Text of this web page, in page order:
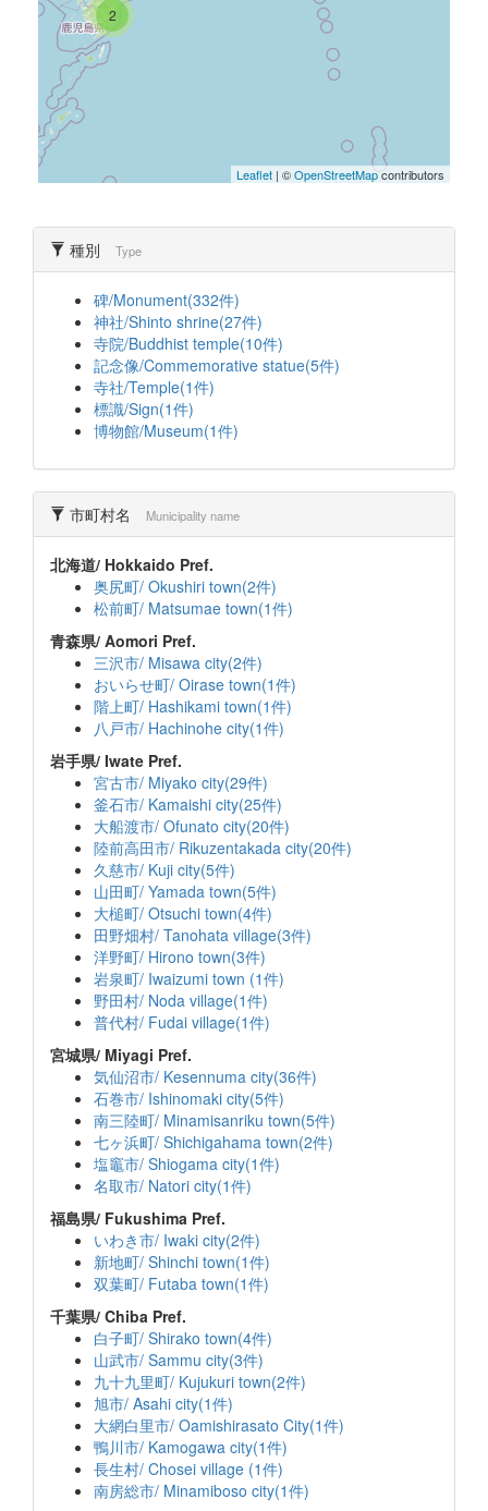
2
Leaflet | ©OpenStreetMapcontributors
種別 Type
碑/Monument(332件)
神社/Shinto shrine(27件)
寺院/Buddhist temple(10件)
記念像/Commemorative statue(5件)
寺社/Temple(1件)
標識/Sign(1件)
博物館/Museum(1件)
市町村名 Municipality name
北海道/ Hokkaido Pref.
奥尻町/ Okushiri town(2件)
松前町/ Matsumae town(1件)
青森県/ Aomori Pref.
三沢市/ Misawa city(2件)
おいらせ町/ Oirase town(1件)
階上町/ Hashikami town(1件)
八戸市/ Hachinohe city(1件)
岩手県/ Iwate Pref.
宮古市/ Miyako city(29件)
釜石市/ Kamaishi city(25件)
大船渡市/ Ofunato city(20件)
陸前高田市/ Rikuzentakada city(20件)
久慈市/ Kuji city(5件)
山田町/ Yamada town(5件)
大槌町/ Otsuchi town(4件)
田野畑村/ Tanohata village(3件)
洋野町/ Hirono town(3件)
岩泉町/ Iwaizumi town (1件)
野田村/ Noda village(1件)
普代村/ Fudai village(1件)
宮城県/ Miyagi Pref.
気仙沼市/ Kesennuma city(36件)
石巻市/ Ishinomaki city(5件)
南三陸町/ Minamisanriku town(5件)
七ヶ浜町/ Shichigahama town(2件)
塩竈市/ Shiogama city(1件)
名取市/ Natori city(1件)
福島県/ Fukushima Pref.
いわき市/ Iwaki city(2件)
新地町/ Shinchi town(1件)
双葉町/ Futaba town(1件)
千葉県/ Chiba Pref.
白子町/ Shirako town(4件)
山武市/ Sammu city(3件)
九十九里町/ Kujukuri town(2件)
旭市/ Asahi city(1件)
大網白里市/ Oamishirasato City(1件)
鴨川市/ Kamogawa city(1件)
長生村/ Chosei village (1件)
南房総市/ Minamiboso city(1件)